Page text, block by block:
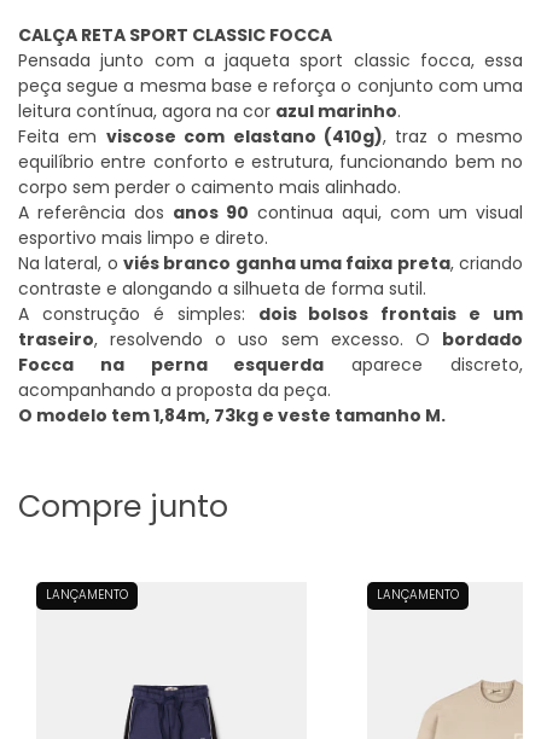
CALÇA RETA SPORT CLASSIC FOCCA
Pensada junto com a jaqueta sport classic focca, essa
peça segue a mesma base e reforça o conjunto com uma
leitura contínua, agora na cor azul marinho.
Feita em viscose com elastano (410g), traz o mesmo
equilíbrio entre conforto e estrutura, funcionando bem no
corpo sem perder o caimento mais alinhado.
A referência dos anos 90 continua aqui, com um visual
esportivo mais limpo e direto.
Na lateral, o viés branco ganha uma faixa preta, criando
contraste e alongando a silhueta de forma sutil.
A construção é simples: dois bolsos frontais e um
traseiro, resolvendo o uso sem excesso. O bordado
Focca na perna esquerda aparece discreto,
acompanhando a proposta da peça.
O modelo tem1,84m, 73kg e veste tamanho M.
LANÇAMENTO LANÇAMENTO